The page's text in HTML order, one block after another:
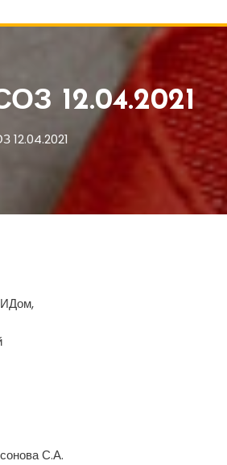
12.04.2021
12.04.2021
С.А.